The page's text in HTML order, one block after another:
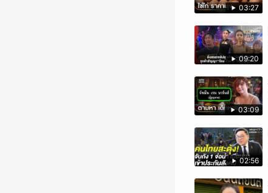
03:27
09:20
03:09
02:56